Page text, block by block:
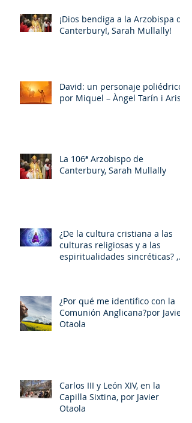
¡Dios bendiga a la Arzobispa de
Canterbury!, Sarah Mullally!
David: un personaje poliédrico,
por Miquel – Àngel Tarín i Arisó
La 106ª Arzobispo de
Canterbury, Sarah Mullally
¿De la cultura cristiana a las
culturas religiosas y a las
espiritualidades sincréticas? ,
¿Por qué me identifico con la
Comunión Anglicana?por Javier
Otaola
Carlos III y León XIV, en la
Capilla Sixtina, por Javier
Otaola